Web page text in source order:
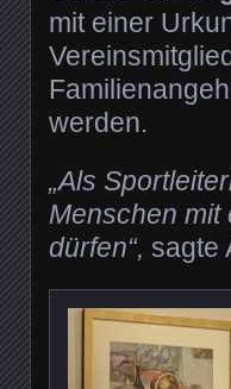
mit einer
werden.
„Als
Menschen
dürfen“, sagte